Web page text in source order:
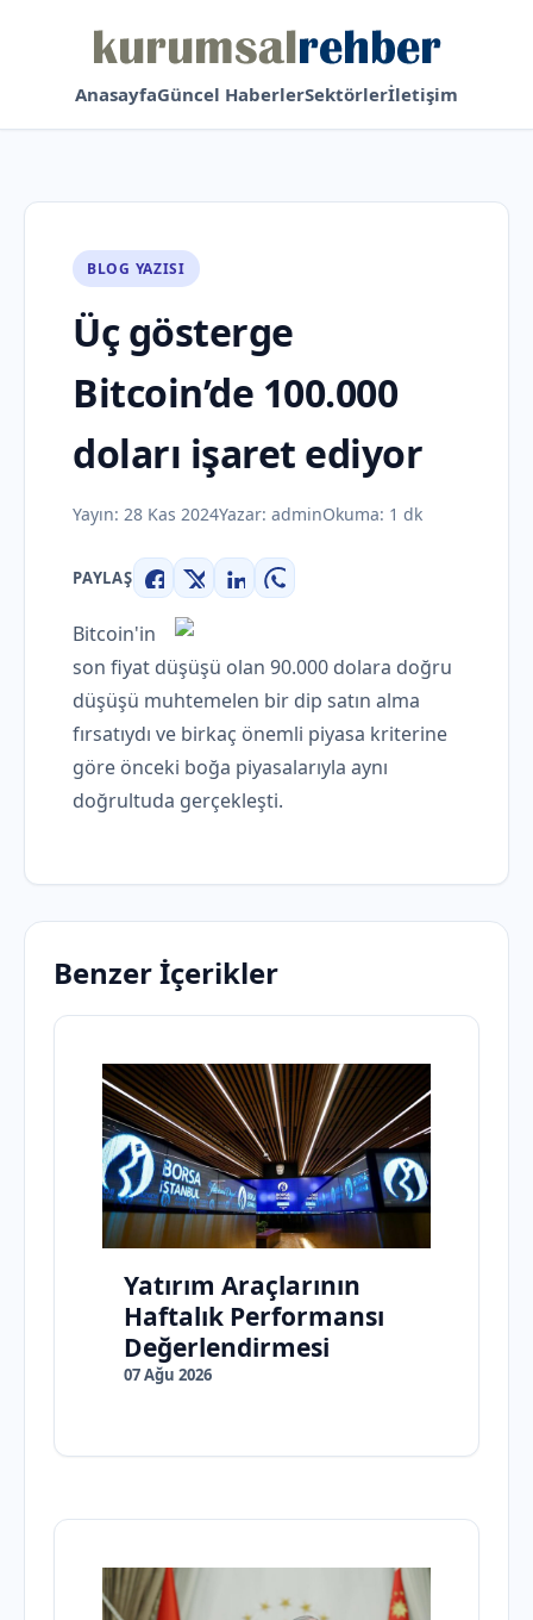
AnasayfaGüncel HaberlerSektörlerİletişim
BLOG YAZISI
Üç gösterge
Bitcoin’de 100.000
doları işaret ediyor
Yayın: 28 Kas 2024Yazar: adminOkuma: 1 dk
PAYLAŞ
Facebook
X LinkedInWhatsApp
Bitcoin'in
son fiyat düşüşü olan 90.000 dolara doğru
düşüşü muhtemelen bir dip satın alma
fırsatıydı ve birkaç önemli piyasa kriterine
göre önceki boğa piyasalarıyla aynı
doğrultuda gerçekleşti.
Benzer İçerikler
Yatırım Araçlarının
Haftalık Performansı
Değerlendirmesi
07 Ağu 2026